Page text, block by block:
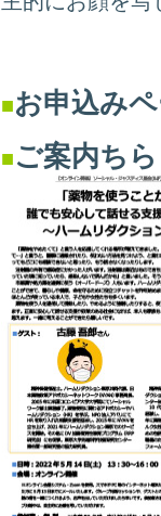
■お申込み
■ご案内ち